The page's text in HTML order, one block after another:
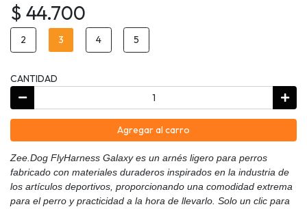
$ 44.700
2 3 4 5
CANTIDAD
Agregar al carro
Zee.Dog FlyHarness Galaxy es un arnés ligero para perros
fabricado con materiales duraderos inspirados en la industria de
los artículos deportivos, proporcionando una comodidad extrema
para el perro y practicidad a la hora de llevarlo. Solo un clic para